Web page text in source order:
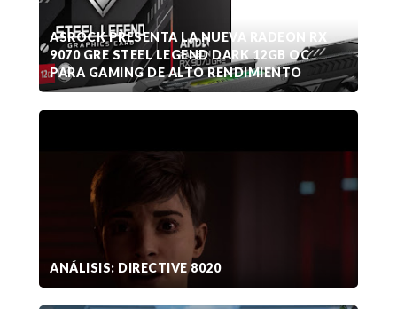
ASROCK PRESENTA LA NUEVA RADEON RX
9070 GRE STEEL LEGEND DARK 12GB OC
PARA GAMING DE ALTO RENDIMIENTO
ANÁLISIS: DIRECTIVE 8020